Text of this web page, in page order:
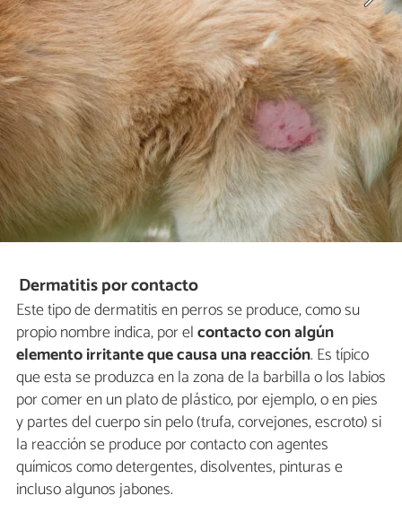
Dermatitis por contacto
Este tipo de dermatitis en perros se produce, como su
propio nombre indica, por elcontacto con algún
elemento irritante que causa una reacción. Es típico
que esta se produzca en la zona de la barbilla o los labios
por comer en un plato de plástico, por ejemplo, o en pies
y partes del cuerpo sin pelo (trufa, corvejones, escroto) si
la reacción se produce por contacto con agentes
químicos como detergentes, disolventes, pinturas e
incluso algunos jabones.